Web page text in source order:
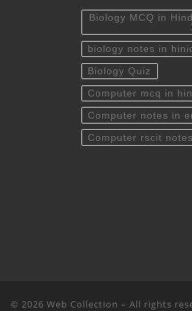
Biology MCQ in Hindi
biology notes in
Biology Quiz
Computer mcq in
Computer notes in
Computer rscit
© 2026 Web Collection – All rights